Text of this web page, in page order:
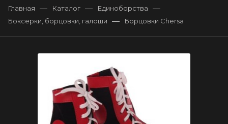
Главная — Каталог — Единоборства —
Боксерки, борцовки, галоши — Борцовки Chersa